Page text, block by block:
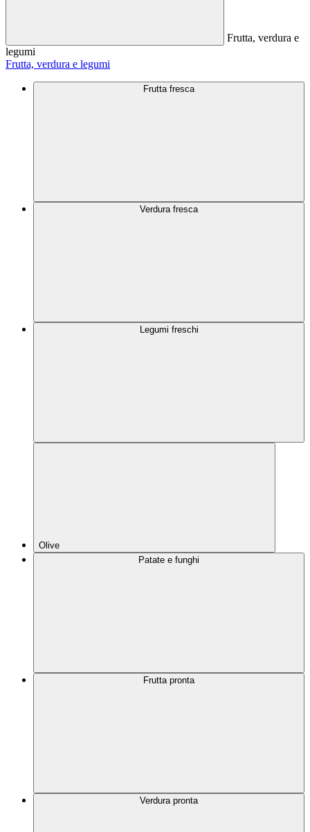
Frutta, verdura e
legumi
Frutta, verdura e legumi
Frutta fresca
Verdura fresca
Legumi freschi
Olive
Patate e funghi
Frutta pronta
Verdura pronta